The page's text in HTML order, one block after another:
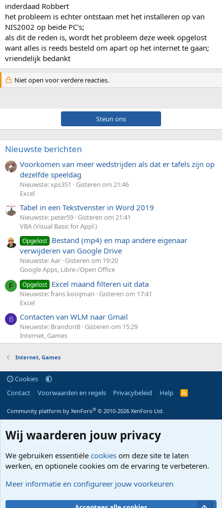
inderdaad Robbert
het probleem is echter ontstaan met het installeren op van
NIS2002 op beide PC's;
als dit de reden is, wordt het probleem deze week opgelost
want alles is reeds besteld om apart op het internet te gaan;
vriendelijk bedankt
Niet open voor verdere reacties.
Steun ons
Nieuwste berichten
Voorkomen van meer wedstrijden als dat er tafels zijn op
dezelfde speeldag
Nieuwste: xps351
Gisteren om 21:46
Excel
Tabel in een Tekstvenster in Word 2019
Nieuwste: peter59 Gisteren om 21:41
VBA (Visual Basic for Appl.)
Opgelost Bestand (mp4) en map andere eigenaar
verwijderen van Google Drive
Nieuwste: Aar Gisteren om 19:20
Google Apps, Libre-/Open Office
F Opgelost Excel maand filteren uit data
Nieuwste: frans kooijman
Gisteren om 17:41
Excel
B Contacten van WLM naar Gmail
Nieuwste: BrandonB Gisteren om 15:29
Internet, Games
Internet, Games
Cookies
Contact
Voorwaarden en regels Privacybeleid Help
R
Community platform by XenForo® © 2010-2026 XenForo Ltd.
Wij waarderen jouw privacy
We gebruiken essentiële cookies om deze site te laten
werken, en optionele cookies om de ervaring te verbeteren.
Meer informatie en configureer jouw voorkeuren